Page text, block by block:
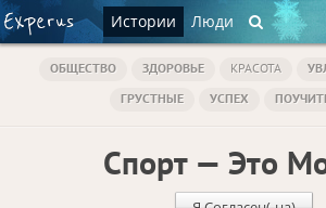
Истории Люди
ОБЩЕСТВО ЗДОРОВЬЕ КРАСОТА
ГРУСТНЫЕ
УСПЕХ
Спорт — Это